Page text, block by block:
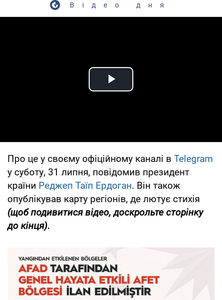
Відео дня
Play Video
Про це у своєму офіційному каналі в Telegram
у суботу, 31 липня, повідомив президент
країни Реджеп Таїп Ердоган. Він також
опублікував карту регіонів, де лютує стихія
(щоб подивитися відео, доскрольте сторінку
до кінця).